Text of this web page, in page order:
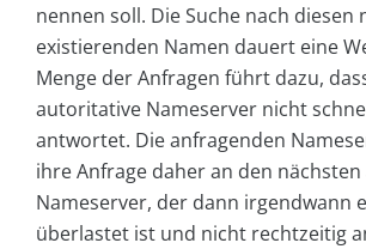
nennen soll. Die Suche nach diesen
existierenden Namen dauert eine
Menge der Anfragen führt dazu,
autoritative Nameserver nicht
antwortet. Die anfragenden
ihre Anfrage daher an den
Nameserver, der dann irgendwann
überlastet ist und nicht rechtzeitig